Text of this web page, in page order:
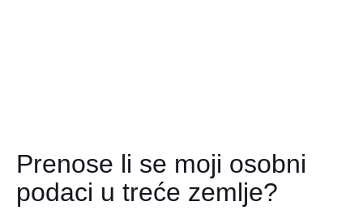
Prenose li se moji osobni
podaci u treće zemlje?